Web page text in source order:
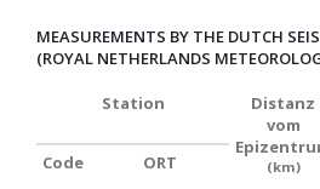
MEASUREMENTS BY THE DUTCH
(ROYAL NETHERLANDS
Station
Distanz
vom
(km)
Code ORT